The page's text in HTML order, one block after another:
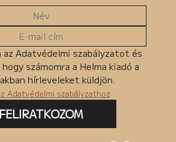
az Adatvédelmi szabályzatot és
számomra a Helma kiadó a
hírleveleket küldjön.
Adatvédelmi szabályzathoz
FELIRATKOZOM